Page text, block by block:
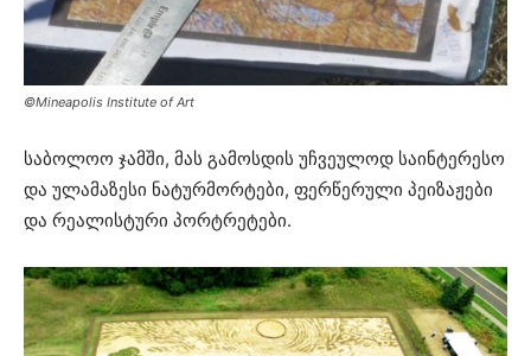
©Mineapolis Institute of Art
საბოლოო ჯამში, მას გამოსდის უჩვეულოდ საინტერესო
და ულამაზესი ნატურმორტები, ფერწერული პეიზაჟები
და რეალისტური პორტრეტები.